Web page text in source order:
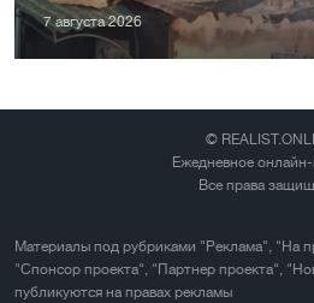
7 августа 2026
©
Ежедневное
Все права
Материалы под рубриками "Реклама", "На
"Спонсор проекта", "Партнер проекта",
публикуются на правах рекламы